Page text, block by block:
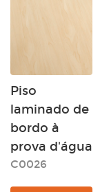
Piso
laminado de
bordo à
prova d'água
C0026